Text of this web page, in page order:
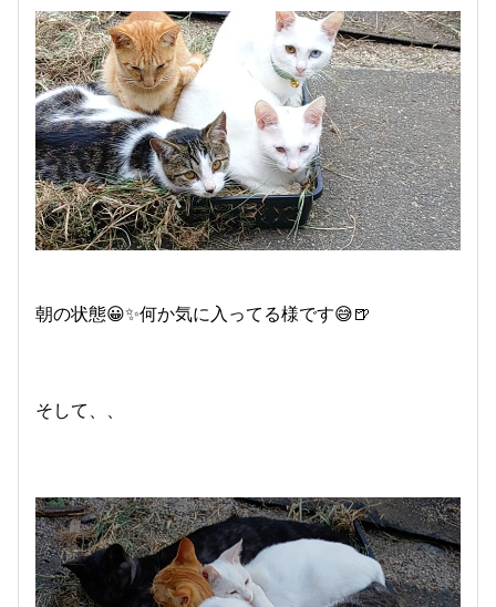
朝の状態😀✨何か気に入ってる様です😅🍺
そして、、